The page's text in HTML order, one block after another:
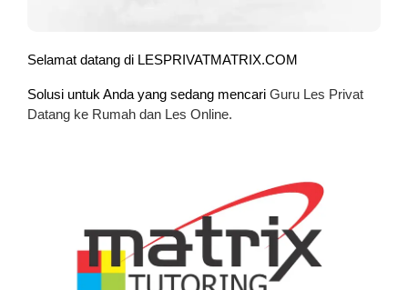
Selamat datang di LESPRIVATMATRIX.COM
Solusi untuk Anda yang sedang mencari Guru Les Privat
Datang ke Rumah dan Les Online.